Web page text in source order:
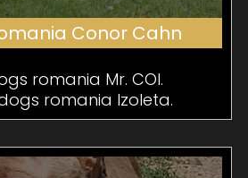
Conor Cahn
romania Mr. COI.
romania Izoleta.